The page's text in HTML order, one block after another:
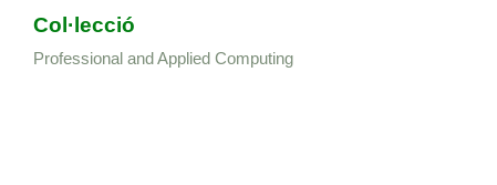
Col·lecció
Professional and Applied Computing